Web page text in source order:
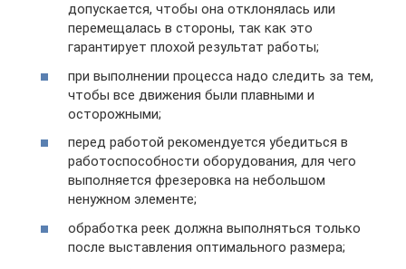
допускается, чтобы она отклонялась или
перемещалась в стороны, так как это
гарантирует плохой результат работы;
при выполнении процесса надо следить за тем,
чтобы все движения были плавными и
осторожными;
перед работой рекомендуется убедиться в
работоспособности оборудования, для чего
выполняется фрезеровка на небольшом
ненужном элементе;
обработка реек должна выполняться только
после выставления оптимального размера;